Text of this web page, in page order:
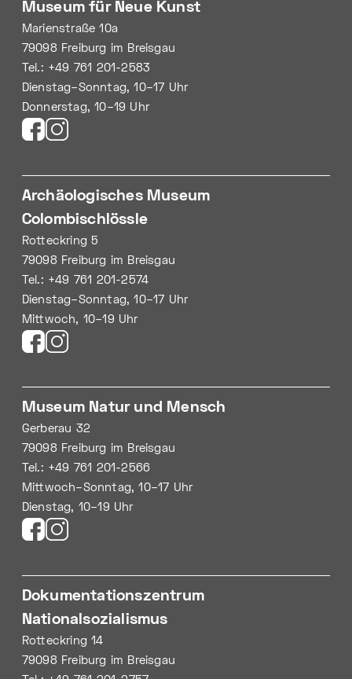
Museum für Neue Kunst
Marienstraße 10a
79098 Freiburg im Breisgau
Tel.: +49 761 201-2583
Dienstag–Sonntag, 10–17 Uhr
Donnerstag, 10–19 Uhr
Archäologisches Museum
Colombischlössle
Rotteckring 5
79098 Freiburg im Breisgau
Tel.: +49 761 201-2574
Dienstag–Sonntag, 10–17 Uhr
Mittwoch, 10–19 Uhr
Museum Natur und Mensch
Gerberau 32
79098 Freiburg im Breisgau
Tel.: +49 761 201-2566
Mittwoch–Sonntag, 10–17 Uhr
Dienstag, 10–19 Uhr
Dokumentationszentrum
Nationalsozialismus
Rotteckring 14
79098 Freiburg im Breisgau